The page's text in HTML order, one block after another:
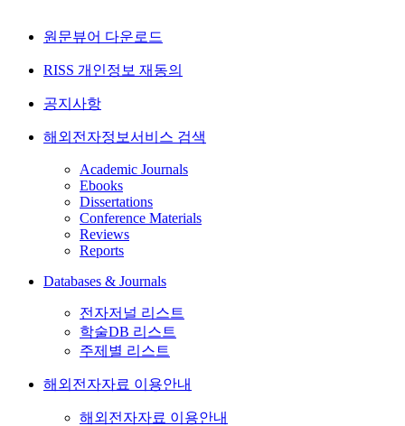
원문뷰어 다운로드
RISS 개인정보 재동의
공지사항
해외전자정보서비스 검색
Academic Journals
Ebooks
Dissertations
Conference Materials
Reviews
Reports
Databases & Journals
전자저널 리스트
학술DB 리스트
주제별 리스트
해외전자자료 이용안내
해외전자자료 이용안내